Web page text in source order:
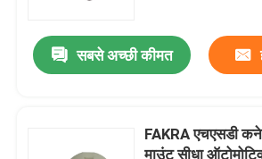
एक उद्धरण की विनती करे
फकरा पीसीबी कनेक्टर
सबसे अच्छी कीमत
FAKRA एचएसडी
माउंट सीधा